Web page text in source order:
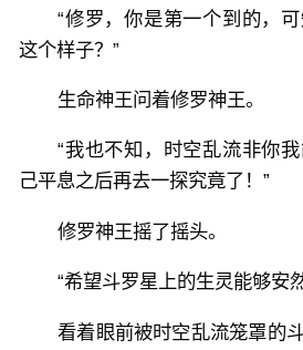
“修罗，你是第一个到的，
这个样子？”
生命神王问着修罗神王。
“我也不知，时空乱流非你
己平息之后再去一探究竟了！”
修罗神王摇了摇头。
“希望斗罗星上的生灵能够安
看着眼前被时空乱流笼罩的